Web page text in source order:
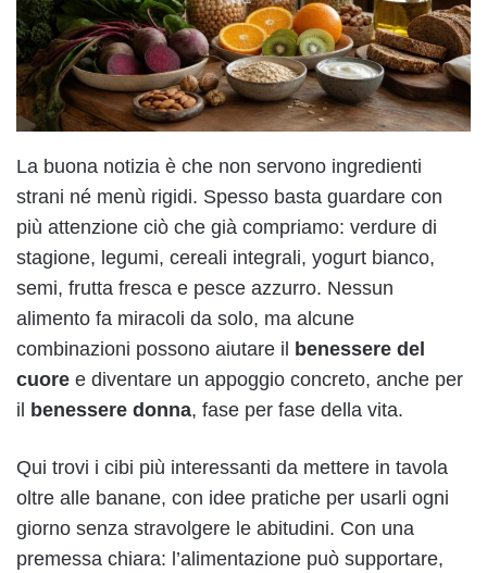
La buona notizia è che non servono ingredienti
strani né menù rigidi. Spesso basta guardare con
più attenzione ciò che già compriamo: verdure di
stagione, legumi, cereali integrali, yogurt bianco,
semi, frutta fresca e pesce azzurro. Nessun
alimento fa miracoli da solo, ma alcune
combinazioni possono aiutare il
benessere del
cuore e diventare un appoggio concreto, anche per
il
benessere donna, fase per fase della vita.
Qui trovi i cibi più interessanti da mettere in tavola
oltre alle banane, con idee pratiche per usarli ogni
giorno senza stravolgere le abitudini. Con una
premessa chiara: l’alimentazione può supportare,